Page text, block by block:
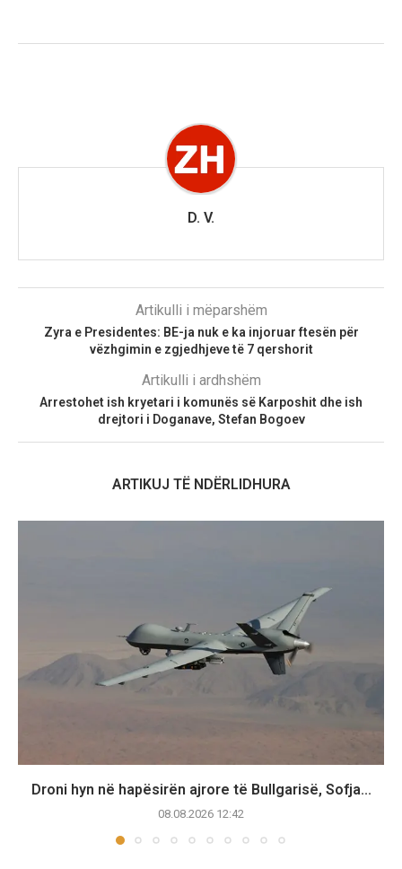
D. V.
Artikulli i mëparshëm
Zyra e Presidentes: BE-ja nuk e ka injoruar ftesën për
vëzhgimin e zgjedhjeve të 7 qershorit
Artikulli i ardhshëm
Arrestohet ish kryetari i komunës së Karposhit dhe ish
drejtori i Doganave, Stefan Bogoev
ARTIKUJ TË NDËRLIDHURA
Droni hyn në hapësirën ajrore të Bullgarisë, Sofja...
08.08.2026 12:42